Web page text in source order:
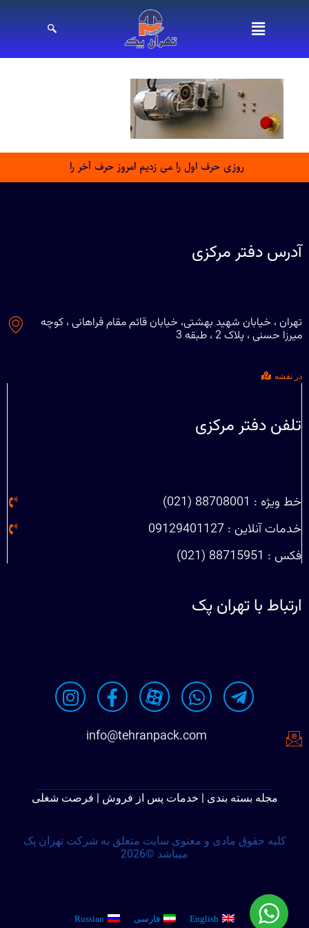
روزی حرف اول را می زدیم امروز حرف آخر را
آدرس دفتر مرکزی
تهران ، خیابان شهید بهشتی، خیابان قائم مقام فراهانی ، کوچه
میرزا حسنی ، پلاک 2 ، طبقه 3
در نقشه
تلفن دفتر مرکزی
خط ویژه : 88708001 (021)
خدمات آنلاین : 09129401127
فکس : 88715951 (021)
ارتباط با تهران پک
info@tehranpack.com
مجله بسته بندی | خدمات پس از فروش | فرصت شغلی
کلیه حقوق مادی و معنوی سایت متعلق به شرکت تهران پک
میباشد ©2026
English فارسی Russian